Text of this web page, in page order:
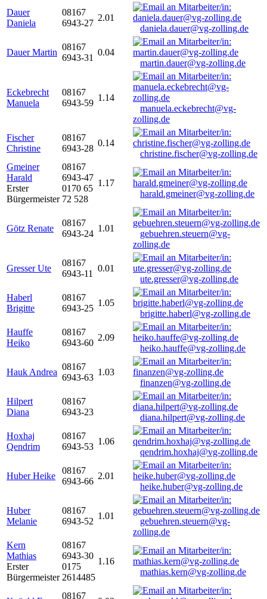
Dauer
Daniela
08167
6943-27
2.01
daniela.dauer@vg-zolling.de
Dauer Martin
08167
6943-31
0.04
martin.dauer@vg-zolling.de
Eckebrecht
Manuela
08167
6943-59
1.14
manuela.eckebrecht@vg-
zolling.de
Fischer
Christine
08167
6943-28
0.14
christine.fischer@vg-zolling.de
Gmeiner
Harald
Erster
Bürgermeister
08167
6943-47
0170 65
72 528
1.17
harald.gmeiner@vg-zolling.de
Götz Renate
08167
6943-24
1.01
gebuehren.steuern@vg-
zolling.de
Gresser Ute
08167
6943-11
0.01
ute.gresser@vg-zolling.de
Haberl
Brigitte
08167
6943-25
1.05
brigitte.haberl@vg-zolling.de
Hauffe
Heiko
08167
6943-60
2.09
heiko.hauffe@vg-zolling.de
Hauk Andrea
08167
6943-63
1.03
finanzen@vg-zolling.de
Hilpert
Diana
08167
6943-23
diana.hilpert@vg-zolling.de
Hoxhaj
Qendrim
08167
6943-53
1.06
qendrim.hoxhaj@vg-zolling.de
Huber Heike
08167
6943-66
2.01
heike.huber@vg-zolling.de
Huber
Melanie
08167
6943-52
1.01
gebuehren.steuern@vg-
zolling.de
Kern
Mathias
Erster
Bürgermeister
08167
6943-30
0175
2614485
1.16
mathias.kern@vg-zolling.de
08167